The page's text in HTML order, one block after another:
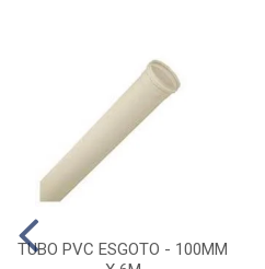
TUBO PVC ESGOTO - 100MM